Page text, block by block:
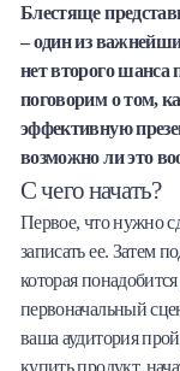
Халва
Онлайн-
Мобильный
Карта
Блестяще
– один из
нет второго шанса
поговорим о том,
эффективную
возможно ли это
С чего начать?
Первое, что нужно
записать ее. Затем
которая
первоначальный
ваша аудитория
купить продукт,